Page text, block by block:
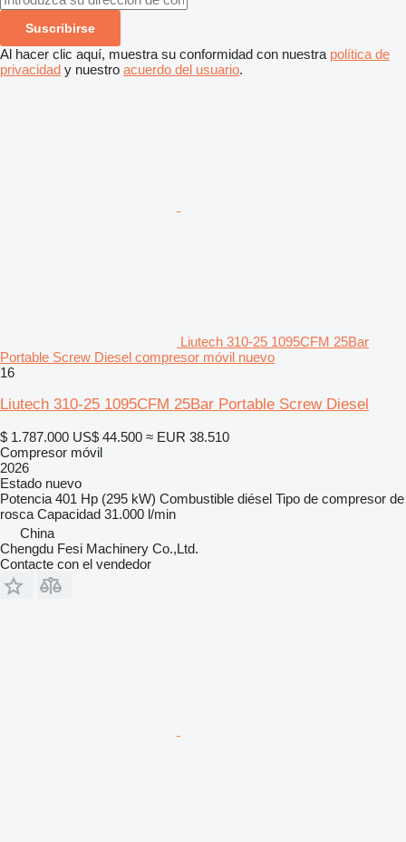
Suscribirse
Al hacer clic aquí, muestra su conformidad con nuestra política de
privacidad y nuestro acuerdo del usuario.
Liutech 310-25 1095CFM 25Bar
Portable Screw Diesel compresor móvil nuevo
16
Liutech 310-25 1095CFM 25Bar Portable Screw Diesel
$ 1.787.000 US$ 44.500 ≈ EUR 38.510
Compresor móvil
2026
Estado nuevo
Potencia 401 Hp (295 kW) Combustible diésel Tipo de compresor de
rosca Capacidad 31.000 l/min
China
Chengdu Fesi Machinery Co.,Ltd.
Contacte con el vendedor